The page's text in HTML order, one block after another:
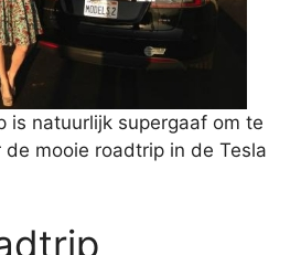
is natuurlijk supergaaf om te
de mooie roadtrip in de Tesla